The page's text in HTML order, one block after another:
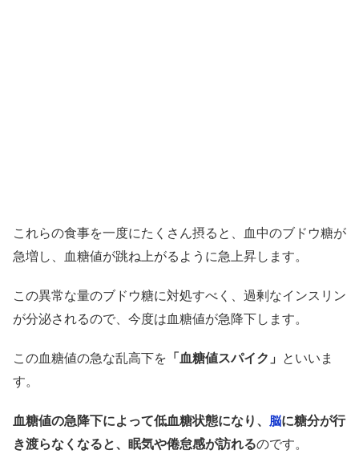
これらの食事を一度にたくさん摂ると、血中のブドウ糖が
急増し、血糖値が跳ね上がるように急上昇します。
この異常な量のブドウ糖に対処すべく、過剰なインスリン
が分泌されるので、今度は血糖値が急降下します。
この血糖値の急な乱高下を 「血糖値スパイク」 といいま
す。
血糖値の急降下によって低血糖状態になり、 脳に糖分が行
き渡らなくなると、眠気や倦怠感が訪れるのです。